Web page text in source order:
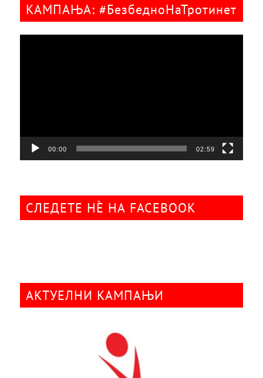
КАМПАЊА: #БезбедноНаТротинет
00:00 02:59
СЛЕДЕТЕ НÈ НА FACEBOOK
АКТУЕЛНИ КАМПАЊИ